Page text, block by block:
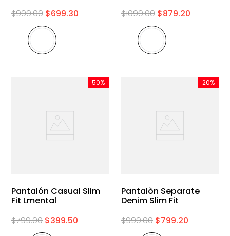
$999.00 $699.30
$1099.00 $879.20
50%
Pantalón Casual Slim
Fit Lmental
$799.00 $399.50
20%
Pantalòn Separate
Denim Slim Fit
$999.00 $799.20